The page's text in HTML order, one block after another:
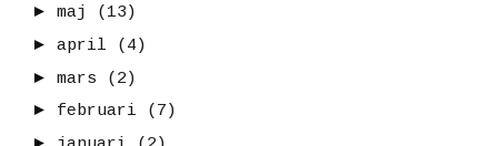
► maj
(13)
► april
(4)
► mars
(2)
► februari
(7)